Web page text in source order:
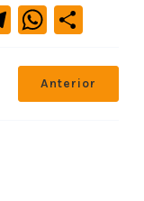
Te
gr
a
W
at
s
m
p
Anterior